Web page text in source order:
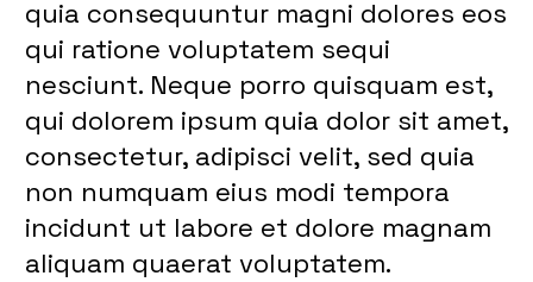
quia consequuntur magni dolores eos
qui ratione voluptatem sequi
nesciunt. Neque porro quisquam est,
qui dolorem ipsum quia dolor sit amet,
consectetur, adipisci velit, sed quia
non numquam eius modi tempora
incidunt ut labore et dolore magnam
aliquam quaerat voluptatem.